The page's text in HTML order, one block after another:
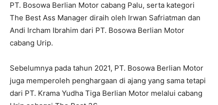
PT. Bosowa Berlian Motor cabang Palu, serta kategori
The Best Ass Manager diraih oleh Irwan Safriatman dan
Andi Ircham Ibrahim dari PT. Bosowa Berlian Motor
cabang Urip.
Sebelumnya pada tahun 2021, PT. Bosowa Berlian Motor
juga memperoleh penghargaan di ajang yang sama tetapi
dari PT. Krama Yudha Tiga Berlian Motor melalui cabang